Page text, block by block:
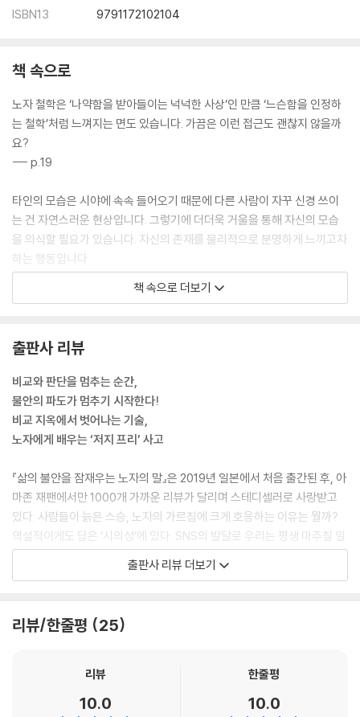
ISBN13
9791172102104
책 속으로
노자 철학은 ‘나약함을 받아들이는 넉넉한 사상’인 만큼 ‘느슨함을 인정하
는 철학’처럼 느껴지는 면도 있습니다. 가끔은 이런 접근도 괜찮지 않을까
요?
--- p.19
타인의 모습은 시야에 속속 들어오기 때문에 다른 사람이 자꾸 신경 쓰이
는 건 자연스러운 현상입니다. 그렇기에 더더욱 거울을 통해 자신의 모습
을 의식할 필요가 있습니다. 자신의 존재를 물리적으로 분명하게 느끼고자
하는 행동입니다.
--- p.73
싶어지는 마음도 이해됩니다. 그러나 이 말의 의미는 ‘그러니 꾹 참고 견뎌
라’, ‘지금은 일단 참는 게 답이다’가 아닙니다. 정말 힘들 때는 ‘잠시 멈추어
서서 폭풍이 지나가기를 기다리자. 그러다 보면 언젠가는 이 폭풍도 끝날
것이다’라는 의미입니다.
--- p.86
나 대신 화장실에 가줄 수 있는 사람은 없듯이 나 말고 내 몸을 쉬게 해줄
사람은 어디에도 없습니다. ‘자기 몸’은 스스로가 쉬게 해야 합니다.
--- p.130
‘당근은 길다’라는 말을 들으면 ‘뭐, 가늘고 길긴 하지’ 정도의 생각만 들 뿐
크게 와닿지는 않습니다. 그런데 ‘당근은 감자보다 길다’라는 말을 들으면
‘그건 맞지’라는 생각이 듭니다. ‘길고 짧음’도 ‘좋고 나쁨’도 ‘높고 낮음’도
--- p.145
보이는 형태’로 완성되지 않습니다.
책 속으로 더보기
출판사 리뷰
비교와 판단을 멈추는 순간,
불안의 파도가 멈추기 시작한다!
비교 지옥에서 벗어나는 기술,
노자에게 배우는 ‘저지 프리’ 사고
『삶의 불안을 잠재우는 노자의 말』은 2019년 일본에서 처음 출간된 후, 아
마존 재팬에서만 1000개 가까운 리뷰가 달리며 스테디셀러로 사랑받고
있다. 사람들이 늙은 스승, 노자의 가르침에 크게 호응하는 이유는 뭘까?
역설적이게도 답은 ‘시의성’에 있다. SNS의 발달로 우리는 평생 마주칠 일
없는 타인의 삶까지 실시간으로 접하게 되었다. 누구나 쉽게 비교에 노출
되는 환경에 ‘상대는 승자, 나는 패자’라는 식의 자의적 판단까지 더해지면
제안한다. 저지 프리 사고는 모든 것에 우열을 매기는 판단을 의식적으로
낮다’ 등 이 모든 것들은 타인이 있음으로써 성립한다. 상대적인 가치이므
출판사 리뷰 더보기
리뷰/한줄평 25
리뷰
10.0
한줄평
10.0